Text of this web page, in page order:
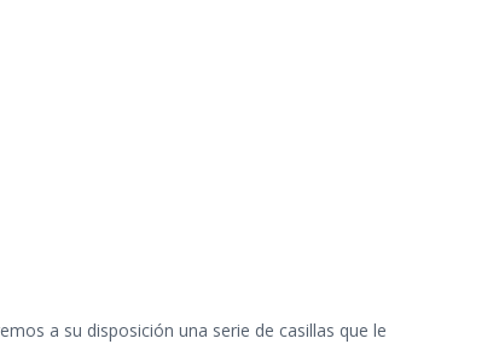
a su disposición una serie de casillas que le